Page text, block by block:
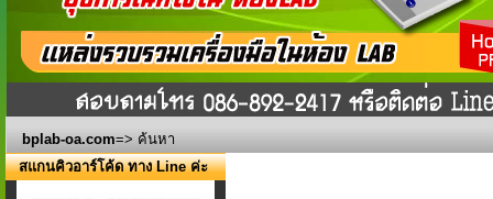
bplab-oa.com=> ค้นหา
สแกนคิวอาร์โค้ด ทาง Line ค่ะ